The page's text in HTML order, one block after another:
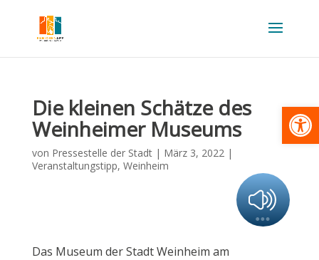
Die kleinen Schätze des
Weinheimer Museums
von Pressestelle der Stadt| März 3, 2022|
Veranstaltungstipp, Weinheim
Das Museum der Stadt Weinheim am